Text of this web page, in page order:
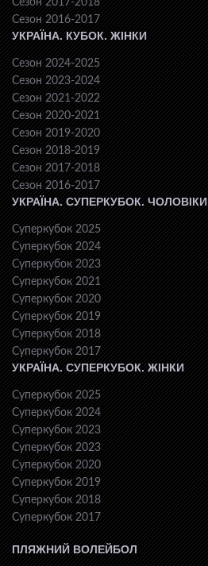
Сезон 2017-2018
Сезон 2016-2017
УКРАЇНА. КУБОК. ЖІНКИ
Сезон 2024-2025
Сезон 2023-2024
Сезон 2021-2022
Сезон 2020-2021
Сезон 2019-2020
Сезон 2018-2019
Сезон 2017-2018
Сезон 2016-2017
УКРАЇНА. СУПЕРКУБОК. ЧОЛОВІКИ
Суперкубок 2025
Суперкубок 2024
Суперкубок 2023
Суперкубок 2021
Суперкубок 2020
Суперкубок 2019
Суперкубок 2018
Суперкубок 2017
УКРАЇНА. СУПЕРКУБОК. ЖІНКИ
Суперкубок 2025
Суперкубок 2024
Суперкубок 2023
Суперкубок 2023
Суперкубок 2020
Суперкубок 2019
Суперкубок 2018
Суперкубок 2017
ПЛЯЖНИЙ ВОЛЕЙБОЛ